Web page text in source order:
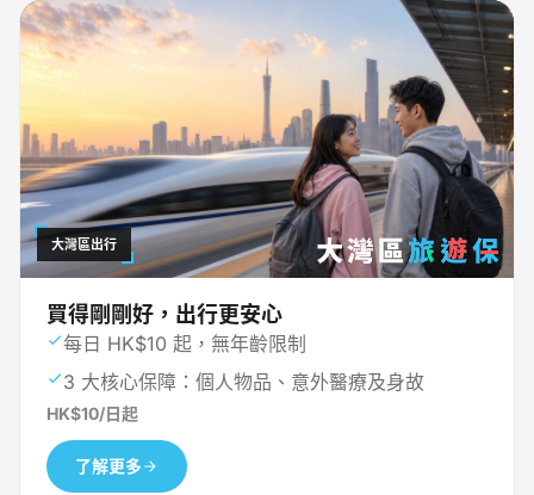
大灣區出行
買得剛剛好，出行更安心
每日 HK$10 起，無年齡限制
3 大核心保障：個人物品、意外醫療及身故
HK$10/日起
了解更多